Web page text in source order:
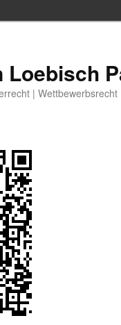
Loebisch
|